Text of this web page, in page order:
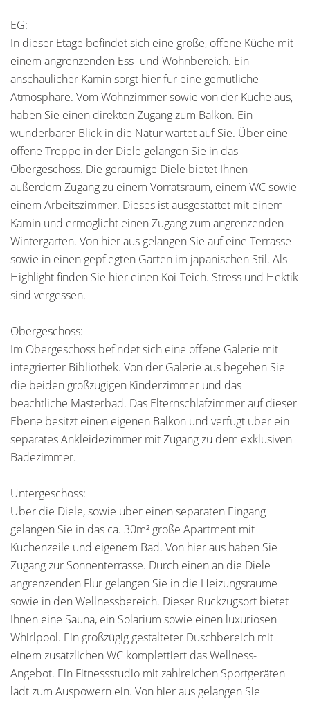
EG:
In dieser Etage befindet sich eine große, offene Küche mit
einem angrenzenden Ess- und Wohnbereich. Ein
anschaulicher Kamin sorgt hier für eine gemütliche
Atmosphäre. Vom Wohnzimmer sowie von der Küche aus,
haben Sie einen direkten Zugang zum Balkon. Ein
wunderbarer Blick in die Natur wartet auf Sie. Über eine
offene Treppe in der Diele gelangen Sie in das
Obergeschoss. Die geräumige Diele bietet Ihnen
außerdem Zugang zu einem Vorratsraum, einem WC sowie
einem Arbeitszimmer. Dieses ist ausgestattet mit einem
Kamin und ermöglicht einen Zugang zum angrenzenden
Wintergarten. Von hier aus gelangen Sie auf eine Terrasse
sowie in einen gepflegten Garten im japanischen Stil. Als
Highlight finden Sie hier einen Koi-Teich. Stress und Hektik
sind vergessen.
Obergeschoss:
Im Obergeschoss befindet sich eine offene Galerie mit
integrierter Bibliothek. Von der Galerie aus begehen Sie
die beiden großzügigen Kinderzimmer und das
beachtliche Masterbad. Das Elternschlafzimmer auf dieser
Ebene besitzt einen eigenen Balkon und verfügt über ein
separates Ankleidezimmer mit Zugang zu dem exklusiven
Badezimmer.
Untergeschoss:
Über die Diele, sowie über einen separaten Eingang
gelangen Sie in das ca. 30m² große Apartment mit
Küchenzeile und eigenem Bad. Von hier aus haben Sie
Zugang zur Sonnenterrasse. Durch einen an die Diele
angrenzenden Flur gelangen Sie in die Heizungsräume
sowie in den Wellnessbereich. Dieser Rückzugsort bietet
Ihnen eine Sauna, ein Solarium sowie einen luxuriösen
Whirlpool. Ein großzügig gestalteter Duschbereich mit
einem zusätzlichen WC komplettiert das Wellness-
Angebot. Ein Fitnessstudio mit zahlreichen Sportgeräten
lädt zum Auspowern ein. Von hier aus gelangen Sie